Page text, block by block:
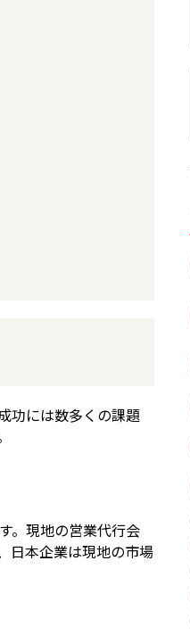
功には数多くの課題
。現地の営業代行会
日本企業は現地の市場